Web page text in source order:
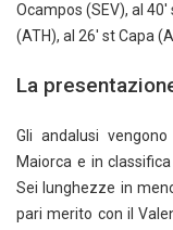
Ocampos (SEV), al
(ATH), al 26' st Capa
La
Gli andalusi
Maiorca e in
Sei lunghezze in
pari merito con il